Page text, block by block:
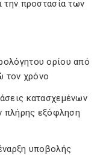
την προστασία των
ορίου από
τον χρόνο
κατασχεμένων
πλήρης εξόφληση
υποβολής